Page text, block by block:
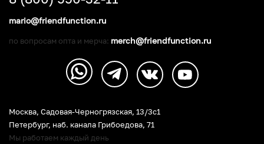
Москва, Садовая-Черногрязская, 13/3c1
Петербург, наб. канала Грибоедова, 71
Мы работаем каждый день
mario@friendfunction.ru
по вопросам опта и мерча: merch@friendfunction.ru